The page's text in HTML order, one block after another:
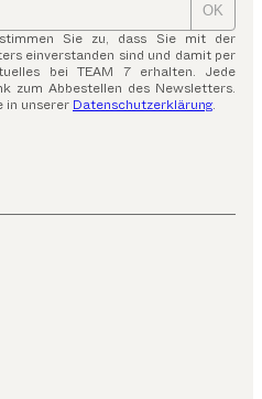
OK
Sie zu, dass Sie mit der
einverstanden sind und damit per
bei TEAM 7 erhalten. Jede
zum Abbestellen des Newsletters.
in unserer Datenschutzerklärung.